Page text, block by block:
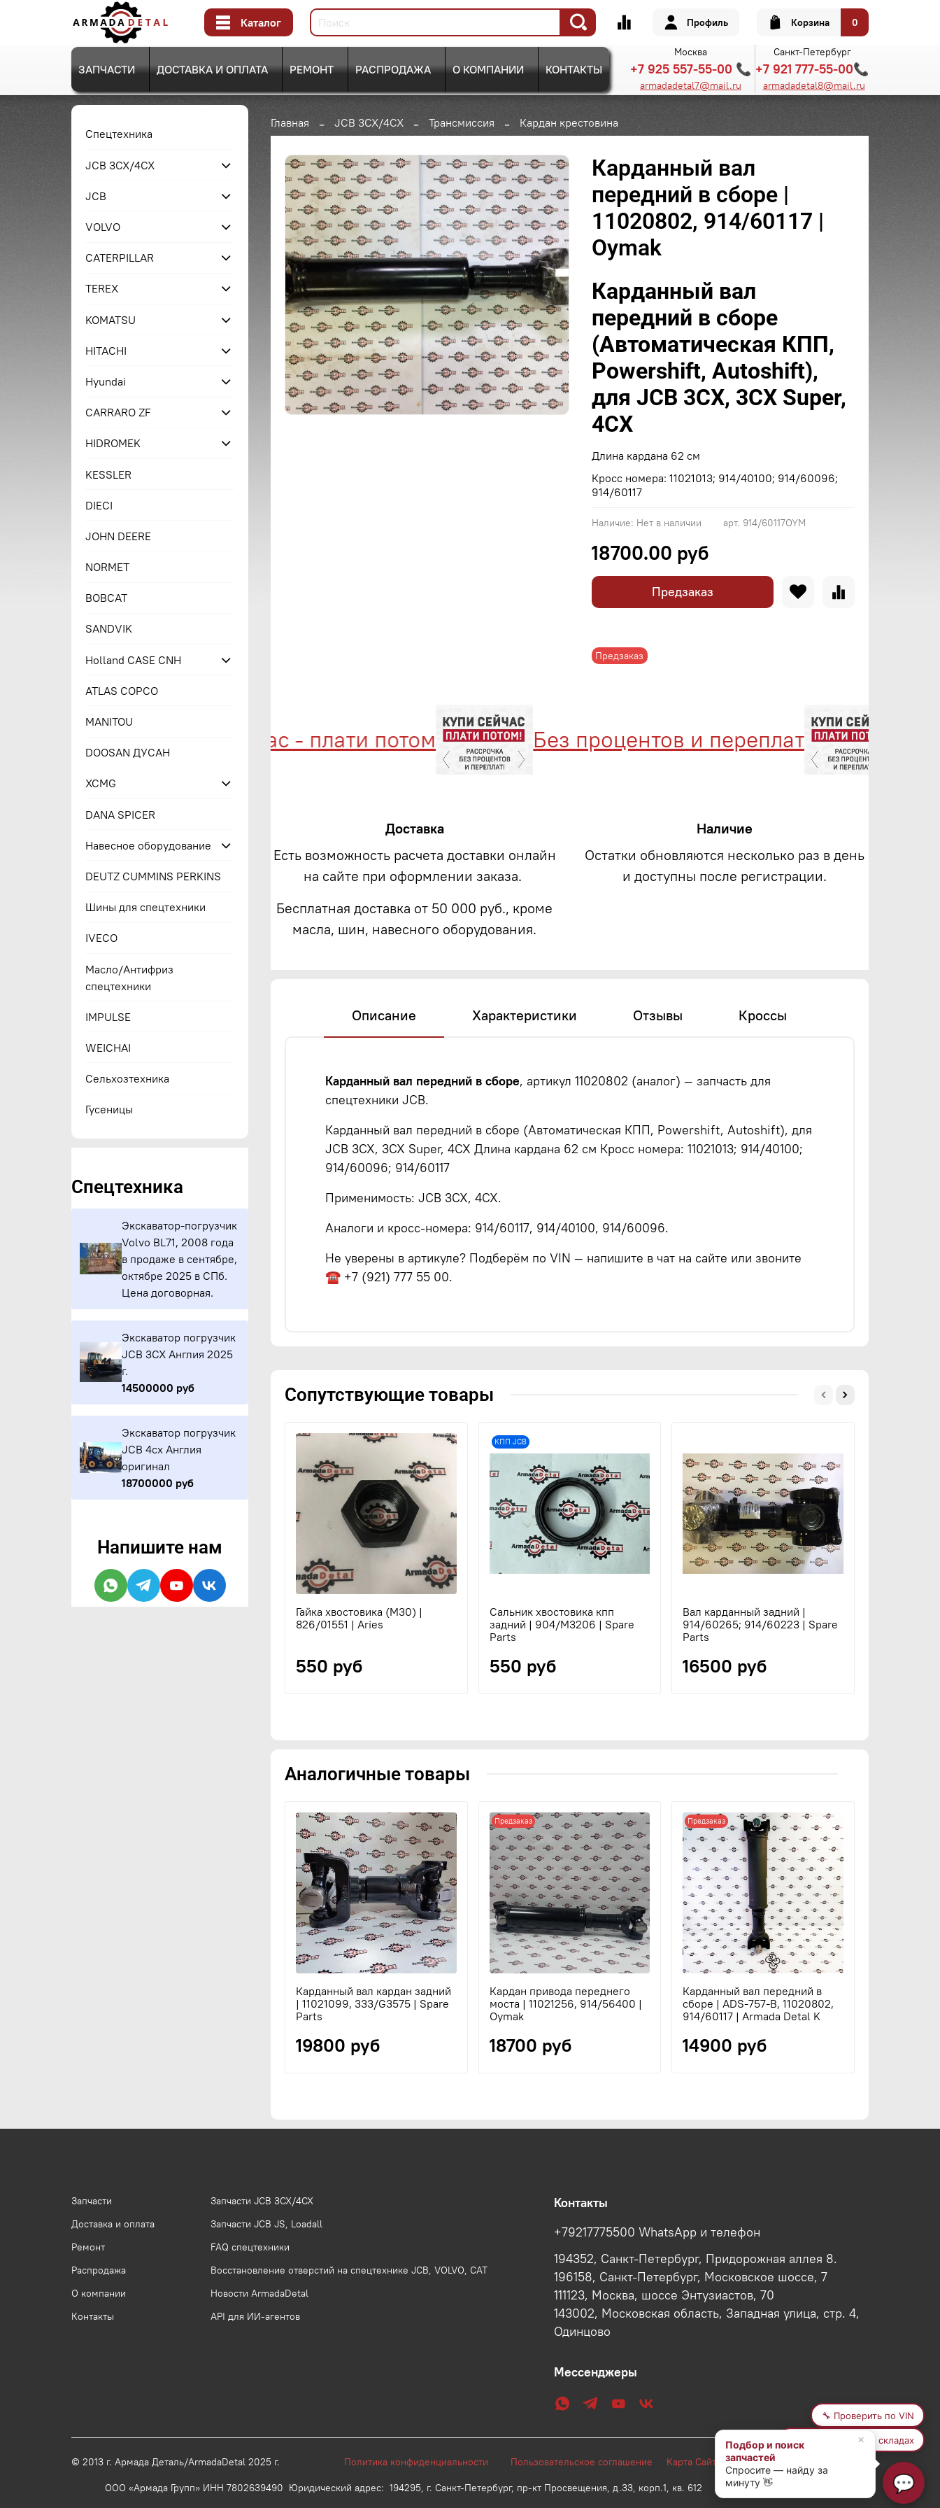
Каталог Профиль Корзина 0
ЗАПЧАСТИ ДОСТАВКА И ОПЛАТА РЕМОНТ РАСПРОДАЖА О КОМПАНИИ КОНТАКТЫ
Москва Санкт-Петербург
+7 925 557-55-00 📞 +7 921 777-55-00📞
armadadetal7@mail.ru armadadetal8@mail.ru
Главная JCB 3CX/4CX Трансмиссия Кардан крестовина
арт. 914/60117OYM
Наличие: Нет в наличии
Предзаказ
Карданный вал
передний в сборе |
11020802, 914/60117 |
Oymak
18700.00 руб
Предзаказ
Карданный вал
передний в сборе
(Автоматическая КПП,
Powershift, Autoshift),
для JCB 3CX, 3CX Super,
4CX
Длина кардана 62 см
Кросс номера: 11021013; 914/40100; 914/60096;
914/60117
Купи сейчас - плати потом Без процентов и переплат
Доставка
Есть возможность расчета доставки онлайн
на сайте при оформлении заказа.
Бесплатная доставка от 50 000 руб., кроме
масла, шин, навесного оборудования.
Наличие
Остатки обновляются несколько раз в день
и доступны после регистрации.
Описание Характеристики Отзывы Кроссы
Карданный вал передний в сборе, артикул 11020802 (аналог) — запчасть для
спецтехники JCB.
Карданный вал передний в сборе (Автоматическая КПП, Powershift, Autoshift), для
JCB 3CX, 3CX Super, 4CX Длина кардана 62 см Кросс номера: 11021013; 914/40100;
914/60096; 914/60117
Применимость: JCB 3CX, 4CX.
Аналоги и кросс-номера: 914/60117, 914/40100, 914/60096.
Не уверены в артикуле? Подберём по VIN — напишите в чат на сайте или звоните
☎ +7 (921) 777 55 00.
Сопутствующие товары
Гайка хвостовика (М30) |
826/01551 | Aries
550 руб
КПП JCB
Сальник хвостовика кпп
задний | 904/M3206 | Spare
Parts
550 руб
Вал карданный задний |
914/60265; 914/60223 | Spare
Parts
16500 руб
Аналогичные товары
Карданный вал кардан задний
| 11021099, 333/G3575 | Spare
Parts
19800 руб
Предзаказ
Кардан привода переднего
моста | 11021256, 914/56400 |
Oymak
18700 руб
Предзаказ
Карданный вал передний в
сборе | ADS-757-B, 11020802,
914/60117 | Armada Detal K
14900 руб
Спецтехника
JCB 3CX/4CX
JCB
VOLVO
CATERPILLAR
TEREX
KOMATSU
HITACHI
Hyundai
CARRARO ZF
HIDROMEK
KESSLER
DIECI
JOHN DEERE
NORMET
BOBCAT
SANDVIK
Holland CASE CNH
ATLAS COPCO
MANITOU
DOOSAN ДУСАН
XCMG
DANA SPICER
Навесное оборудование
DEUTZ CUMMINS PERKINS
Шины для спецтехники
IVECO
Масло/Антифриз
спецтехники
IMPULSE
WEICHAI
Сельхозтехника
Гусеницы
Спецтехника
Экскаватор-погрузчик
Volvo BL71, 2008 года
в продаже в сентябре,
октябре 2025 в СПб.
Цена договорная.
Экскаватор погрузчик
JCB 3CX Англия 2025
г.
14500000 руб
Экскаватор погрузчик
JCB 4cx Англия
оригинал
18700000 руб
Напишите нам
Запчасти
Доставка и оплата
Ремонт
Распродажа
О компании
Контакты
Запчасти JCB 3CX/4CX
Запчасти JCB JS, Loadall
FAQ спецтехники
Восстановление отверстий на спецтехнике JCB, VOLVO, CAT
Новости ArmadaDetal
API для ИИ-агентов
Контакты
+79217775500 WhatsApp и телефон
194352, Санкт-Петербург, Придорожная аллея 8.
196158, Санкт-Петербург, Московское шоссе, 7
111123, Москва, шоссе Энтузиастов, 70
143002, Московская область, Западная улица, стр. 4,
Одинцово
Мессенджеры
© 2013 г. Армада Деталь/ArmadaDetal 2025 г. Политика конфиденциальности Пользовательское соглашение Карта Сайта
ООО «Армада Групп» ИНН 7802639490 Юридический адрес: 194295, г. Санкт-Петербург, пр-кт Просвещения, д.33, корп.1, кв. 612 💬
×
Подбор и поиск
запчастей
Спросите — найду за
минуту 👋
🔧 Проверить по VIN
🔍 Найти на других складах